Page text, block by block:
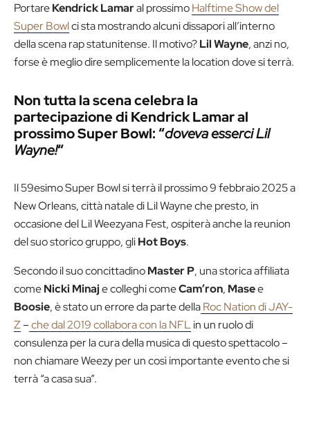
PortareKendrick Lamaral prossimoHalftime Show del
Super Bowlci sta mostrando alcuni dissapori all’interno
della scena rap statunitense. Il motivo?Lil Wayne, anzi no,
forse è meglio dire semplicemente la location dove si terrà.
Non tutta la scena celebra la
partecipazione di Kendrick Lamar al
prossimo Super Bowl: “doveva esserci Lil
Wayne!“
Il 59esimo Super Bowl si terrà il prossimo 9 febbraio 2025 a
New Orleans, città natale di Lil Wayne che presto, in
occasione del Lil Weezyana Fest, ospiterà anche la reunion
del suo storico gruppo, gliHot Boys.
Secondo il suo concittadinoMaster P, una storica affiliata
comeNicki Minaje colleghi comeCam’ron, Masee
Boosie, è stato un errore da parte dellaRoc Nation di JAY-
Z–che dal 2019 collabora con la NFLin un ruolo di
consulenza per la cura della musica di questo spettacolo –
non chiamare Weezy per un così importante evento che si
terrà “a casa sua”.